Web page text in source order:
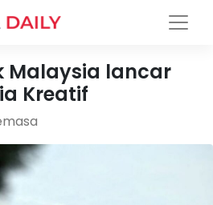
Malaysia lancar
Kreatif